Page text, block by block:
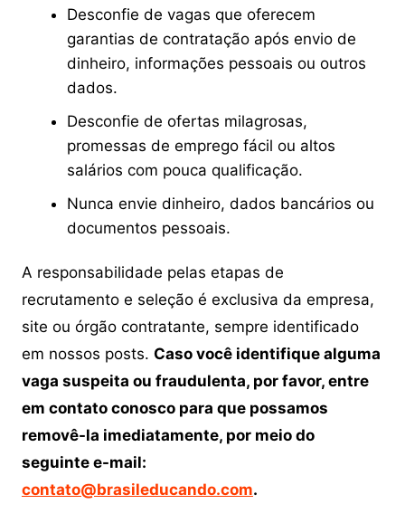
Desconfie de vagas que oferecem
garantias de contratação após envio de
dinheiro, informações pessoais ou outros
dados.
Desconfie de ofertas milagrosas,
promessas de emprego fácil ou altos
salários com pouca qualificação.
Nunca envie dinheiro, dados bancários ou
documentos pessoais.
A responsabilidade pelas etapas de
recrutamento e seleção é exclusiva da empresa,
site ou órgão contratante, sempre identificado
em nossos posts. Caso você identifique alguma
vaga suspeita ou fraudulenta, por favor, entre
em contato conosco para que possamos
removê-la imediatamente, por meio do
seguinte e-mail:
contato@brasileducando.com.